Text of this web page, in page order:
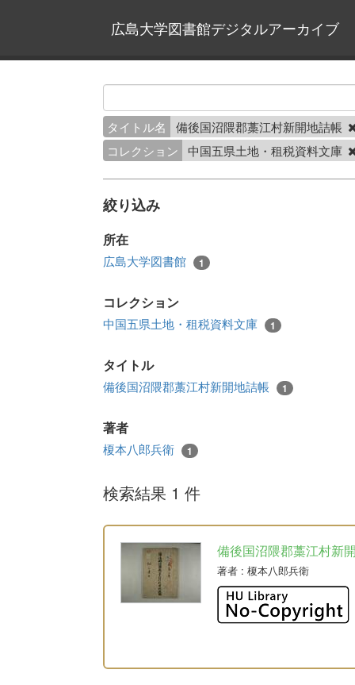
広島大学図書館デジタルアーカイブ
タイトル名
備後国沼隈郡藁江村新開地詰帳
コレクション
中国五県土地・租税資料文庫
絞り込み
所在
広島大学図書館 1
コレクション
中国五県土地・租税資料文庫 1
タイトル
備後国沼隈郡藁江村新開地詰帳 1
著者
榎本八郎兵衛 1
検索結果 1 件
備後国沼隈郡藁江村新
著者 : 榎本八郎兵衛